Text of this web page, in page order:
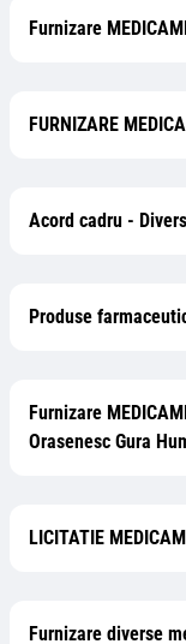
Furnizare
FURNIZARE
Acord cadru -
Produse
Furnizare
Orasenesc Gura
LICITATIE
Furnizare diverse